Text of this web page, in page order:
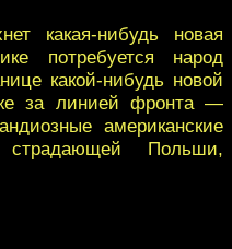
какая-нибудь новая
потребуется народ
какой-нибудь новой
за линией фронта —
американские
Польши,